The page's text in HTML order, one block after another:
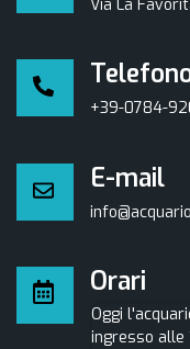
Via La
+39-0784-
E-mail
Orari
Oggi
ingresso alle